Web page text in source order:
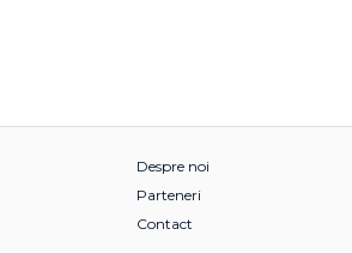
Despre noi
Parteneri
Contact